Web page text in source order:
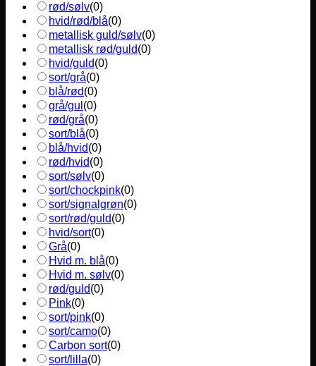
rød/sølv(0)
hvid/rød/blå(0)
metallisk guld/sølv(0)
metallisk rød/guld(0)
hvid/guld(0)
sort/grå(0)
blå/rød(0)
grå/gul (0)
rød/grå(0)
sort/blå(0)
blå/hvid(0)
rød/hvid(0)
sort/sølv(0)
sort/chockpink(0)
sort/signalgrøn(0)
sort/rød/guld(0)
hvid/sort(0)
Grå(0)
Hvid m. blå(0)
Hvid m. sølv(0)
rød/guld(0)
Pink(0)
sort/pink(0)
sort/camo(0)
Carbon sort(0)
sort/lilla(0)